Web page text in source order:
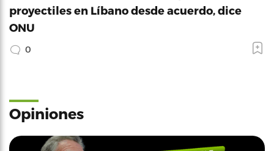
proyectiles en Líbano desde acuerdo, dice
ONU
0
Opiniones